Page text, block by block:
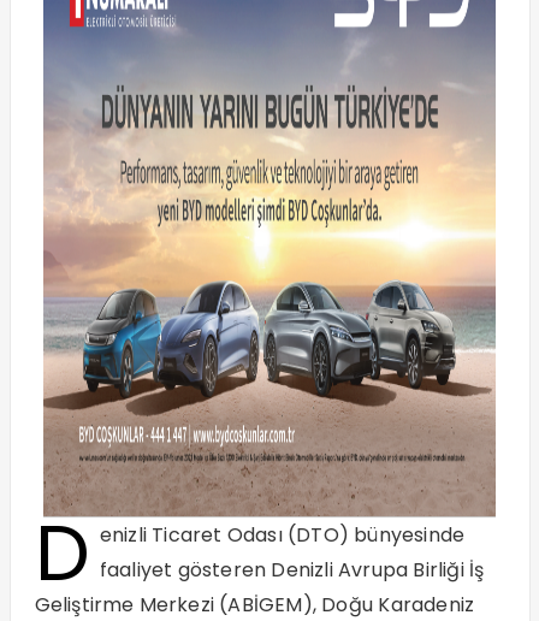
D enizli Ticaret Odası (DTO) bünyesinde
faaliyet gösteren Denizli Avrupa Birliği İş
Geliştirme Merkezi (ABİGEM), Doğu Karadeniz